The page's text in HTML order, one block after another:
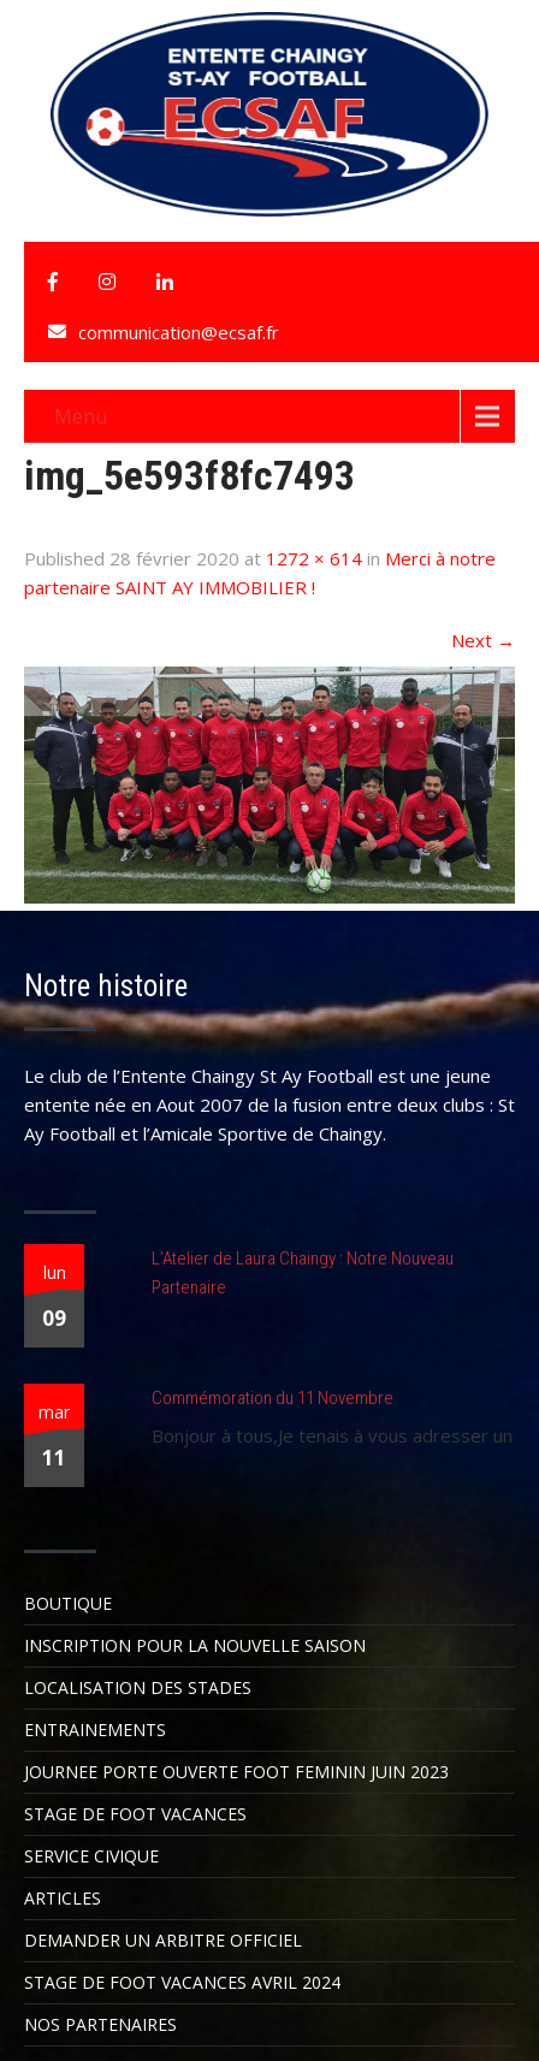
communication@ecsaf.fr
Menu
img_5e593f8fc7493
Published 28 février 2020 at 1272 × 614 in Merci à notre
partenaire SAINT AY IMMOBILIER !
Next →
Notre histoire
Le club de l’Entente Chaingy St Ay Football est une jeune
entente née en Aout 2007 de la fusion entre deux clubs : St
Ay Football et l’Amicale Sportive de Chaingy.
lun
09
L’Atelier de Laura Chaingy : Notre Nouveau
Partenaire
mar
11
Commémoration du 11 Novembre
Bonjour à tous,Je tenais à vous adresser un
BOUTIQUE
INSCRIPTION POUR LA NOUVELLE SAISON
LOCALISATION DES STADES
ENTRAINEMENTS
JOURNEE PORTE OUVERTE FOOT FEMININ JUIN 2023
STAGE DE FOOT VACANCES
SERVICE CIVIQUE
ARTICLES
DEMANDER UN ARBITRE OFFICIEL
STAGE DE FOOT VACANCES AVRIL 2024
NOS PARTENAIRES